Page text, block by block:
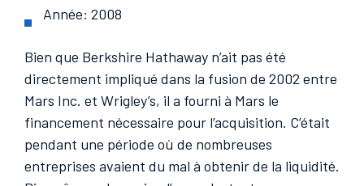
Année: 2008
Bien que Berkshire Hathaway n’ait pas été
directement impliqué dans la fusion de 2002 entre
Mars Inc. et Wrigley’s, il a fourni à Mars le
financement nécessaire pour l’acquisition. C’était
pendant une période où de nombreuses
entreprises avaient du mal à obtenir de la liquidité.